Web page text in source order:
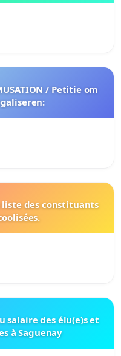
des constituants
salaire des élu(e)s et
à Saguenay